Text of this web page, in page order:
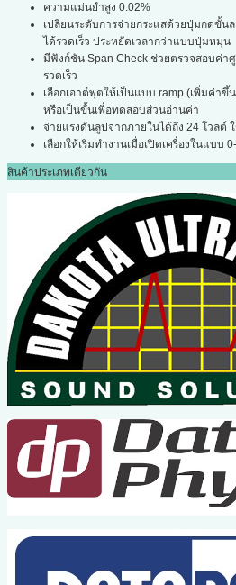
ความแม่นยำสูง 0.02%
เปลี่ยนระดับการจ่ายกระแสด้วยปุ่มกดขั้น
ได้รวดเร็ว ประหยัดเวลากว่าแบบปุ่มหมุน
มีฟังก์ชัน Span Check ช่วยตรวจสอบค่า
รวดเร็ว
เลือกเอาต์พุตให้เป็นแบบ ramp (เพิ่มค่าขึ้
หรือเป็นขั้นเพื่อทดสอบส่วนอ่านค่า
จ่ายแรงดันลูปจากภายในได้ถึง 24 โวลต์
เลือกให้เริ่มทำงานเมื่อเปิดเครื่องในแบบ
สินค้าประเภทเดียวกัน